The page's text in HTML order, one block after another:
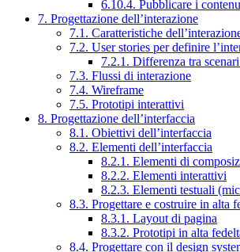
6.10.4. Pubblicare i
7. Progettazione dell’interazione
7.1. Caratteristiche
7.2. User stories per definire
7.2.1. Differenza tra
7.3. Flussi di interazione
7.4. Wireframe
7.5. Prototipi interattivi
8. Progettazione dell’interfaccia
8.1. Obiettivi dell’interfaccia
8.2. Elementi dell’interfaccia
8.2.1. Elementi di
8.2.2. Elementi interattivi
8.2.3. Elementi testuali
8.3. Progettare e costruire in alta
8.3.1. Layout di pagina
8.3.2. Prototipi in alta
8.4. Progettare con il design